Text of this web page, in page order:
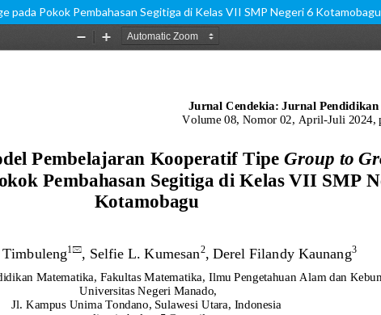
Pokok Pembahasan Segitiga di Kelas VII SMP Negeri 6 Kotamobagu